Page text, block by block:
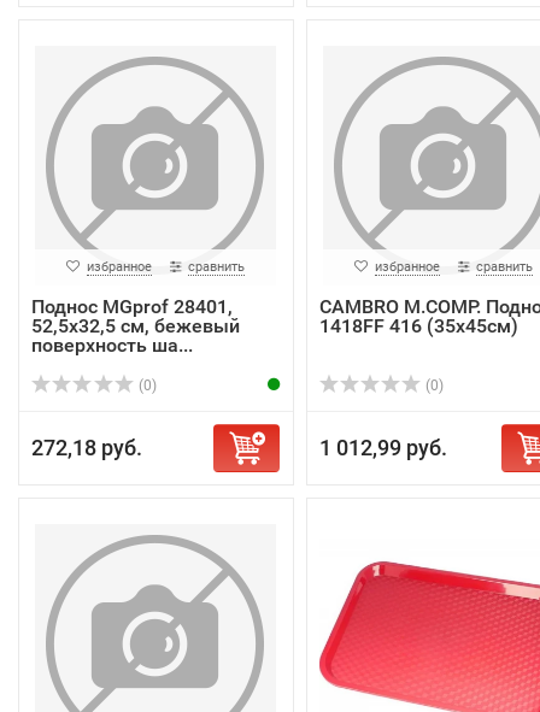
избранное сравнить
Поднос MGprof 28401,
52,5х32,5 см, бежевый
поверхность ша...
(0)
272,18 руб.
избранное сравнить
CAMBRO M.COMP.
1418FF 416 (35х45см)
(0)
1 012,99 руб.